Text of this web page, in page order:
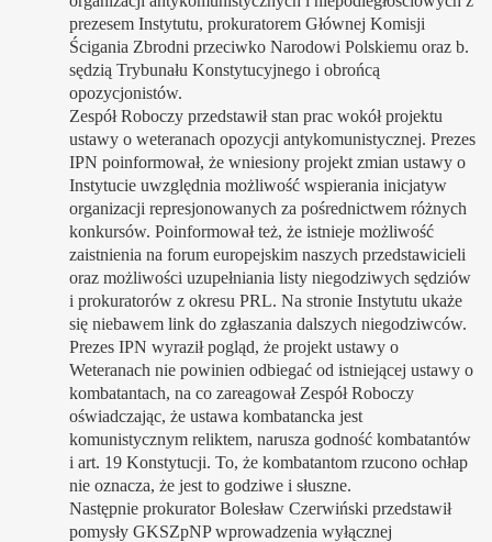
prezesem Instytutu, prokuratorem Głównej Komisji
Ścigania Zbrodni przeciwko Narodowi Polskiemu oraz b.
sędzią Trybunału Konstytucyjnego i obrońcą
opozycjonistów.
Zespół Roboczy przedstawił stan prac wokół projektu
ustawy o weteranach opozycji antykomunistycznej. Prezes
IPN poinformował, że wniesiony projekt zmian ustawy o
Instytucie uwzględnia możliwość wspierania inicjatyw
organizacji represjonowanych za pośrednictwem różnych
konkursów. Poinformował też, że istnieje możliwość
zaistnienia na forum europejskim naszych przedstawicieli
oraz możliwości uzupełniania listy niegodziwych sędziów
i prokuratorów z okresu PRL. Na stronie Instytutu ukaże
się niebawem link do zgłaszania dalszych niegodziwców.
Prezes IPN wyraził pogląd, że projekt ustawy o
Weteranach nie powinien odbiegać od istniejącej ustawy o
kombatantach, na co zareagował Zespół Roboczy
oświadczając, że ustawa kombatancka jest
komunistycznym reliktem, narusza godność kombatantów
i art. 19 Konstytucji. To, że kombatantom rzucono ochłap
nie oznacza, że jest to godziwe i słuszne.
Następnie prokurator Bolesław Czerwiński przedstawił
pomysły GKSZpNP wprowadzenia wyłącznej